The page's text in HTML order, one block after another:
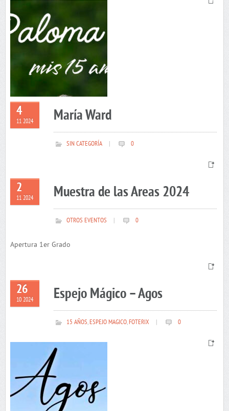
4
11 2024 María Ward
SIN CATEGORÍA 0
2
11 2024 Muestra de las Areas 2024
OTROS EVENTOS 0
Apertura 1er Grado
26
10 2024 Espejo Mágico – Agos
15 AÑOS,ESPEJO MAGICO,FOTERIX 0